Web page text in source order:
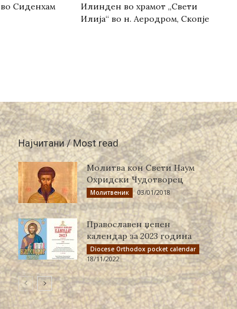
Сиденхам
Илинден во храмот „Свети
Илија“ во н. Аеродром, Скопје
Најчитани / Most read
Молитва кон Свети Наум
Охридски Чудотворец
Молитвеник 03/01/2018
Православен џепен
календар за 2023 година
Diocese Orthodox pocket calendar
18/11/2022